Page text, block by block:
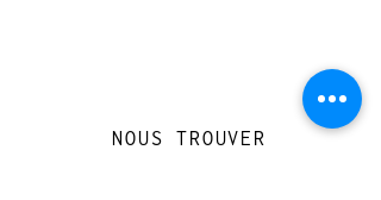
NOUS TROUVER